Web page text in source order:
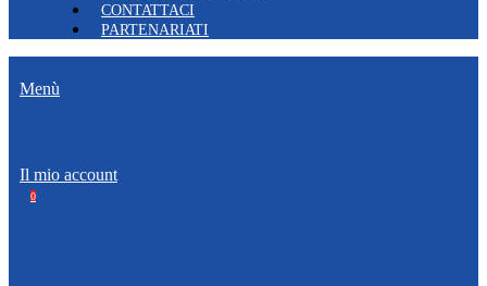
CONTATTACI
PARTENARIATI
Menù
Il mio account
0